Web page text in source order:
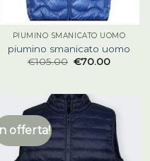
PIUMINO SMANICATO UOMO
piumino smanicato uomo
€105.00 €70.00
offerta!